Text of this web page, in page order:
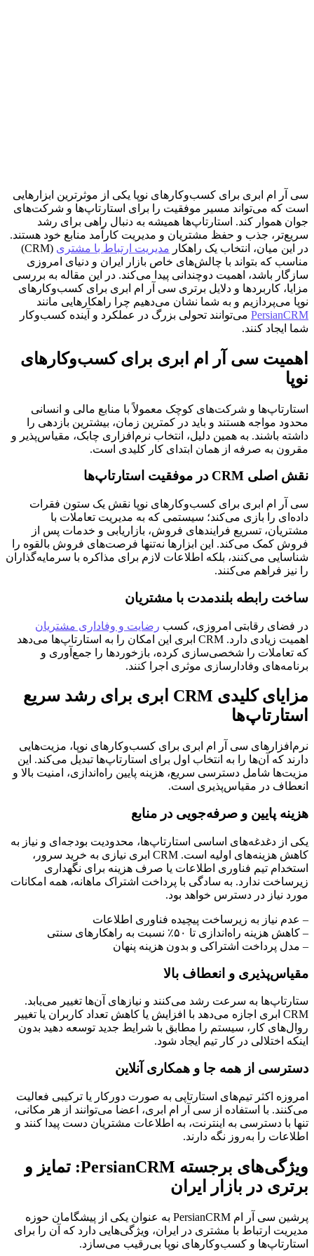
سی آر ام ابری برای کسب‌وکارهای نوپا یکی از موثرترین ابزارهایی
است که می‌تواند مسیر موفقیت را برای استارتاپ‌ها و شرکت‌های
جوان هموار کند. استارتاپ‌ها همیشه به دنبال راهی برای رشد
سریع‌تر، جذب و حفظ مشتریان و مدیریت کارآمد منابع خود هستند.
در این میان، انتخاب یک راهکار مدیریت ارتباط با مشتری
(CRM)
مناسب که بتواند با چالش‌های خاص بازار ایران و دنیای امروزی
سازگار باشد، اهمیت دوچندانی پیدا می‌کند. در این مقاله به بررسی
مزایا، کاربردها و دلایل برتری سی آر ام ابری برای کسب‌وکارهای
نوپا می‌پردازیم و به شما نشان می‌دهیم چرا راهکارهایی مانند
PersianCRM می‌توانند تحولی بزرگ در عملکرد و آینده کسب‌وکار
شما ایجاد کنند.
اهمیت سی آر ام ابری برای کسب‌وکارهای
نوپا
استارتاپ‌ها و شرکت‌های کوچک معمولاً با منابع مالی و انسانی
محدود مواجه هستند و باید در کمترین زمان، بیشترین بازدهی را
داشته باشند. به همین دلیل، انتخاب نرم‌افزاری چابک، مقیاس‌پذیر و
مقرون‌ به‌ صرفه از همان ابتدای کار کلیدی است.
نقش اصلی CRM در موفقیت استارتاپ‌ها
سی آر ام ابری برای کسب‌وکارهای نوپا نقش یک ستون فقرات
داده‌ای را بازی می‌کند؛ سیستمی که به مدیریت تعاملات با
مشتریان، تسریع فرایندهای فروش، بازاریابی و خدمات پس از
فروش کمک می‌کند. این ابزارها نه‌تنها فرصت‌های فروش بالقوه را
شناسایی می‌کنند، بلکه اطلاعات لازم برای مذاکره با سرمایه‌گذاران
را نیز فراهم می‌کنند.
ساخت رابطه بلندمدت با مشتریان
در فضای رقابتی امروزی، کسب رضایت و وفاداری مشتریان
اهمیت زیادی دارد. CRM ابری این امکان را به استارتاپ‌ها می‌دهد
که تعاملات را شخصی‌سازی کرده، بازخوردها را جمع‌آوری و
برنامه‌های وفادارسازی موثری اجرا کنند.
مزایای کلیدی CRM ابری برای رشد سریع
استارتاپ‌ها
نرم‌افزارهای سی آر ام ابری برای کسب‌وکارهای نوپا، مزیت‌هایی
دارند که آن‌ها را به انتخاب اول برای استارتاپ‌ها تبدیل می‌کند. این
مزیت‌ها شامل دسترسی سریع، هزینه پایین راه‌اندازی، امنیت بالا و
انعطاف در مقیاس‌پذیری است.
هزینه پایین و صرفه‌جویی در منابع
یکی از دغدغه‌های اساسی استارتاپ‌ها، محدودیت بودجه‌ای و نیاز به
کاهش هزینه‌های اولیه است. CRM ابری نیازی به خرید سرور،
استخدام تیم فناوری اطلاعات یا صرف هزینه برای نگهداری
زیرساخت ندارد. به سادگی با پرداخت اشتراک ماهانه، همه امکانات
مورد نیاز در دسترس خواهد بود.
– عدم نیاز به زیرساخت پیچیده فناوری اطلاعات
– کاهش هزینه راه‌اندازی تا ۵۰٪ نسبت به راهکارهای سنتی
– مدل پرداخت اشتراکی و بدون هزینه پنهان
مقیاس‌پذیری و انعطاف بالا
ستارتاپ‌ها به سرعت رشد می‌کنند و نیازهای آن‌ها تغییر می‌یابد.
CRM ابری اجازه می‌دهد با افزایش یا کاهش تعداد کاربران یا تغییر
روال‌های کار، سیستم را مطابق با شرایط جدید توسعه دهید بدون
اینکه اختلالی در کار تیم ایجاد شود.
دسترسی از همه جا و همکاری آنلاین
امروزه اکثر تیم‌های استارتاپی به صورت دورکار یا ترکیبی فعالیت
می‌کنند. با استفاده از سی آر ام ابری، اعضا می‌توانند از هر مکانی،
تنها با دسترسی به اینترنت، به اطلاعات مشتریان دست پیدا کنند و
اطلاعات را به‌روز نگه دارند.
ویژگی‌های برجسته PersianCRM: تمایز و
برتری در بازار ایران
پرشین سی آر ام PersianCRM به عنوان یکی از پیشگامان حوزه
مدیریت ارتباط با مشتری در ایران، ویژگی‌هایی دارد که آن را برای
استارتاپ‌ها و کسب‌وکارهای نوپا بی‌رقیب می‌سازد.